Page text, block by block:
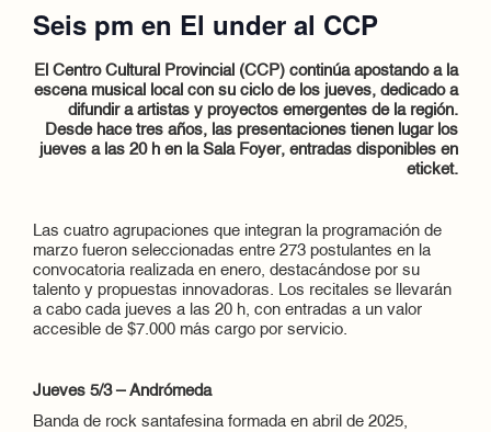
Seis pm en El under al CCP
El Centro Cultural Provincial (CCP) continúa apostando a la
escena musical local con su ciclo de los jueves, dedicado a
difundir a artistas y proyectos emergentes de la región.
Desde hace tres años, las presentaciones tienen lugar los
jueves a las 20 h en la Sala Foyer, entradas disponibles en
eticket.
Las cuatro agrupaciones que integran la programación de
marzo fueron seleccionadas entre 273 postulantes en la
convocatoria realizada en enero, destacándose por su
talento y propuestas innovadoras. Los recitales se llevarán
a cabo cada jueves a las 20 h, con entradas a un valor
accesible de $7.000 más cargo por servicio.
Jueves 5/3 – Andrómeda
Banda de rock santafesina formada en abril de 2025,